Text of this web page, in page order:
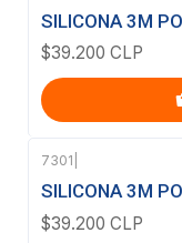
SILICONA 3M
$39.200 CLP
7301
SILICONA 3M
$39.200 CLP